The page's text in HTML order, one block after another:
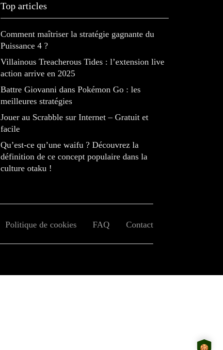
Top articles
Comment maîtriser la stratégie gagnante du
Puissance 4 ?
Villainous Treacherous Tides : l’extension live
action arrive en 2025
Battre Giovanni dans Pokémon Go : les
meilleures stratégies
Jouer au Scrabble sur Internet – Gratuit et
facile
Qu’est-ce qu’une waifu ? Découvrez la
définition de ce concept populaire dans la
culture otaku !
Politique de cookies FAQ Contact